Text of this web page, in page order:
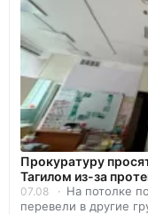
Прокуратуру
Тагилом из-за
07.08
На потолке
перевели в другие